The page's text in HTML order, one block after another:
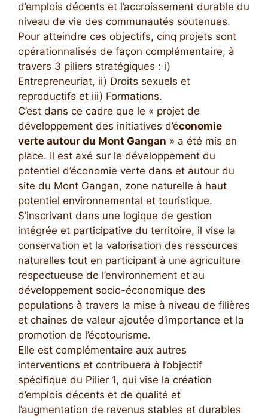
d’emplois décents et l’accroissement durable du
niveau de vie des communautés soutenues.
Pour atteindre ces objectifs, cinq projets sont
opérationnalisés de façon complémentaire, à
travers 3 piliers stratégiques : i)
Entrepreneuriat, ii) Droits sexuels et
reproductifs et iii) Formations.
C’est dans ce cadre que le « projet de
développement des initiatives d’économie
verte autour du Mont Gangan » a été mis en
place. Il est axé sur le développement du
potentiel d’économie verte dans et autour du
site du Mont Gangan, zone naturelle à haut
potentiel environnemental et touristique.
S’inscrivant dans une logique de gestion
intégrée et participative du territoire, il vise la
conservation et la valorisation des ressources
naturelles tout en participant à une agriculture
respectueuse de l’environnement et au
développement socio-économique des
populations à travers la mise à niveau de filières
et chaines de valeur ajoutée d’importance et la
promotion de l’écotourisme.
Elle est complémentaire aux autres
interventions et contribuera à l’objectif
spécifique du Pilier 1, qui vise la création
d’emplois décents et de qualité et
l’augmentation de revenus stables et durables